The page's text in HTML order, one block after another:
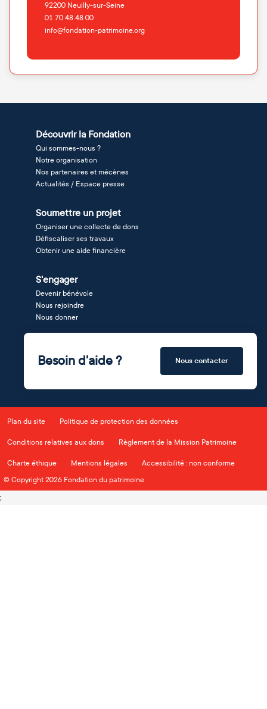
92200 Neuilly-sur-Seine
01 70 48 48 00
info@fondation-patrimoine.org
Découvrir la Fondation
Qui sommes-nous ?
Notre organisation
Nos partenaires et mécènes
Actualités / Espace presse
Soumettre un projet
Organiser une collecte de dons
Défiscaliser ses travaux
Obtenir une aide financière
S'engager
Devenir bénévole
Nous rejoindre
Nous donner
Besoin d'aide ? Nous contacter
Plan du site Politique de protection des données
Conditions relatives aux dons Règlement de la Mission Patrimoine
Charte éthique Mentions légales
Accessibilité : non conforme
© Copyright 2026 Fondation du patrimoine
;